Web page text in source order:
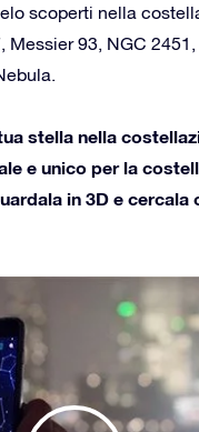
scoperti nella
Messier 93, NGC
stella nella
e unico per la
in 3D e cercala